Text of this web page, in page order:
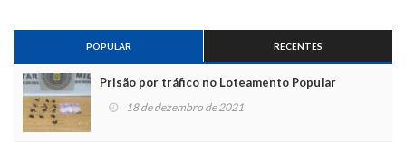
POPULAR RECENTES
Prisão por tráfico no Loteamento Popular
18 de dezembro de 2021